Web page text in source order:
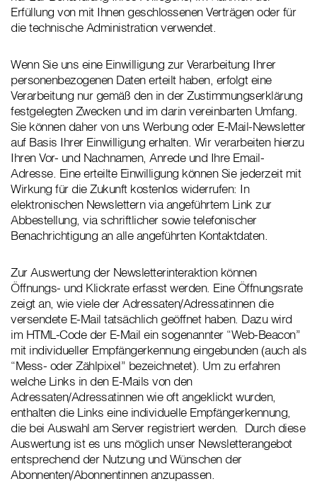
Erfüllung von mit Ihnen geschlossenen Verträgen oder für
die technische Administration verwendet.
Wenn Sie uns eine Einwilligung zur Verarbeitung Ihrer
personenbezogenen Daten erteilt haben, erfolgt eine
Verarbeitung nur gemäß den in der Zustimmungserklärung
festgelegten Zwecken und im darin vereinbarten Umfang.
Sie können daher von uns Werbung oder E-Mail-Newsletter
auf Basis Ihrer Einwilligung erhalten. Wir verarbeiten hierzu
Ihren Vor- und Nachnamen, Anrede und Ihre Email-
Adresse. Eine erteilte Einwilligung können Sie jederzeit mit
Wirkung für die Zukunft kostenlos widerrufen: In
elektronischen Newslettern via angeführtem Link zur
Abbestellung, via schriftlicher sowie telefonischer
Benachrichtigung an alle angeführten Kontaktdaten.
Zur Auswertung der Newsletterinteraktion können
Öffnungs- und Klickrate erfasst werden. Eine Öffnungsrate
zeigt an, wie viele der Adressaten/Adressatinnen die
versendete E-Mail tatsächlich geöffnet haben. Dazu wird
im HTML-Code der E-Mail ein sogenannter “Web-Beacon”
mit individueller Empfängerkennung eingebunden (auch als
“Mess- oder Zählpixel” bezeichnetet). Um zu erfahren
welche Links in den E-Mails von den
Adressaten/Adressatinnen wie oft angeklickt wurden,
enthalten die Links eine individuelle Empfängerkennung,
die bei Auswahl am Server registriert werden. Durch diese
Auswertung ist es uns möglich unser Newsletterangebot
entsprechend der Nutzung und Wünschen der
Abonnenten/Abonnentinnen anzupassen.